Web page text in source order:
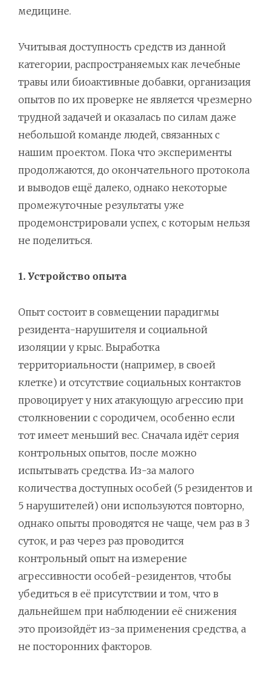
медицине.
Учитывая доступность средств из данной
категории, распространяемых как лечебные
травы или биоактивные добавки, организация
опытов по их проверке не является чрезмерно
трудной задачей и оказалась по силам даже
небольшой команде людей, связанных с
нашим проектом. Пока что эксперименты
продолжаются, до окончательного протокола
и выводов ещё далеко, однако некоторые
промежуточные результаты уже
продемонстрировали успех, с которым нельзя
не поделиться.
1. Устройство опыта
Опыт состоит в совмещении парадигмы
резидента-нарушителя и социальной
изоляции у крыс. Выработка
территориальности (например, в своей
клетке) и отсутствие социальных контактов
провоцирует у них атакующую агрессию при
столкновении с сородичем, особенно если
тот имеет меньший вес. Сначала идёт серия
контрольных опытов, после можно
испытывать средства. Из-за малого
количества доступных особей (5 резидентов и
5 нарушителей) они используются повторно,
однако опыты проводятся не чаще, чем раз в 3
суток, и раз через раз проводится
контрольный опыт на измерение
агрессивности особей-резидентов, чтобы
убедиться в её присутствии и том, что в
дальнейшем при наблюдении её снижения
это произойдёт из-за применения средства, а
не посторонних факторов.